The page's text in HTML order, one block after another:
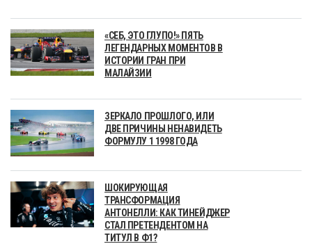
«СЕБ, ЭТО ГЛУПО!» ПЯТЬ
ЛЕГЕНДАРНЫХ МОМЕНТОВ В
ИСТОРИИ ГРАН ПРИ
МАЛАЙЗИИ
ЗЕРКАЛО ПРОШЛОГО, ИЛИ
ДВЕ ПРИЧИНЫ НЕНАВИДЕТЬ
ФОРМУЛУ 1 1998 ГОДА
ШОКИРУЮЩАЯ
ТРАНСФОРМАЦИЯ
АНТОНЕЛЛИ: КАК ТИНЕЙДЖЕР
СТАЛ ПРЕТЕНДЕНТОМ НА
ТИТУЛ В Ф1?